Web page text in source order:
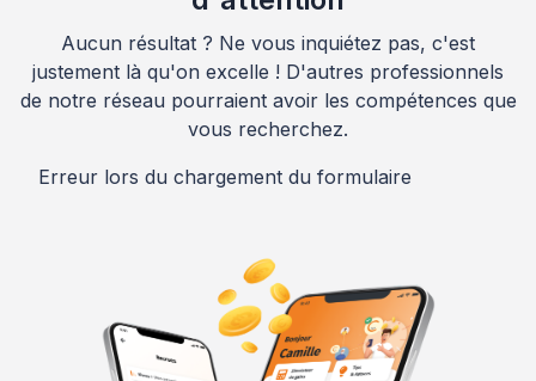
Aucun résultat ? Ne vous inquiétez pas, c'est
justement là qu'on excelle ! D'autres professionnels
de notre réseau pourraient avoir les compétences que
vous recherchez.
Erreur lors du chargement du formulaire